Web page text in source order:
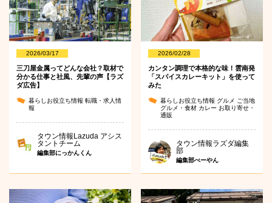
2026/03/17
三刀屋金属ってどんな会社？取材で
分かる仕事と社風、先輩の声【ラズ
ダ広告】
暮らしお役立ち情報 転職・求人情
報
タウン情報Lazuda アシス
タントチーム
編集部にっかんくん
2026/02/28
カンタン調理で本格的な味！雲南発
「スパイスカレーキット」を使って
みた
暮らしお役立ち情報 グルメ
ご当地
グルメ・食材 カレー お取り寄せ・
通販
タウン情報ラズダ編集
部
編集部べーやん